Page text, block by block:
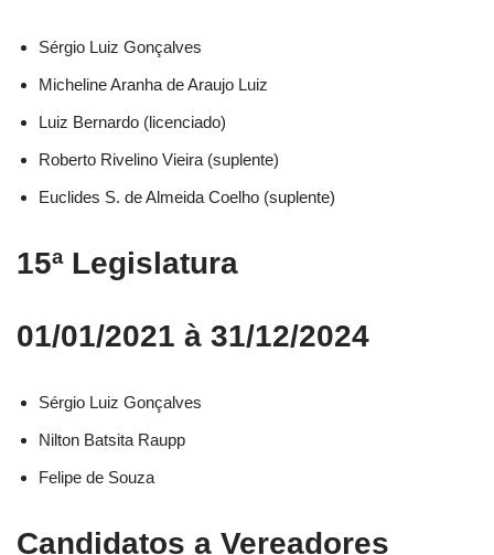
Sérgio Luiz Gonçalves​
Micheline Aranha de Araujo Luiz​
Luiz Bernardo (licenciado)​
Roberto Rivelino Vieira (suplente)​
Euclides S. de Almeida Coelho (suplente)​
15ª Legislatura
01/01/2021 à 31/12/2024
Sérgio Luiz Gonçalves
Nilton Batsita Raupp
Felipe de Souza
Candidatos a Vereadores